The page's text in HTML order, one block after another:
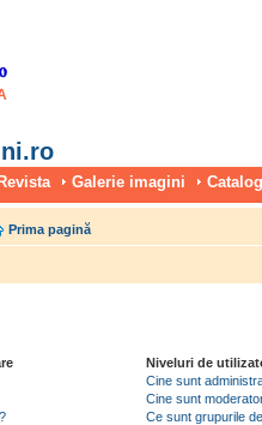
Revista Galerie imagini
Prima pagină
Niveluri de
Cine sunt
Cine sunt
Ce sunt grupurile